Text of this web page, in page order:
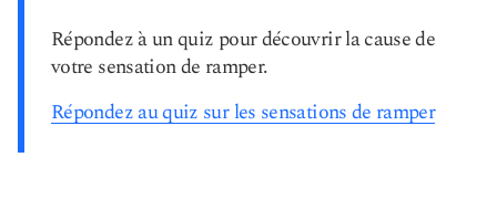
Répondez à un quiz pour découvrir la cause de
votre sensation de ramper.
Répondez au quiz sur les sensations de ramper